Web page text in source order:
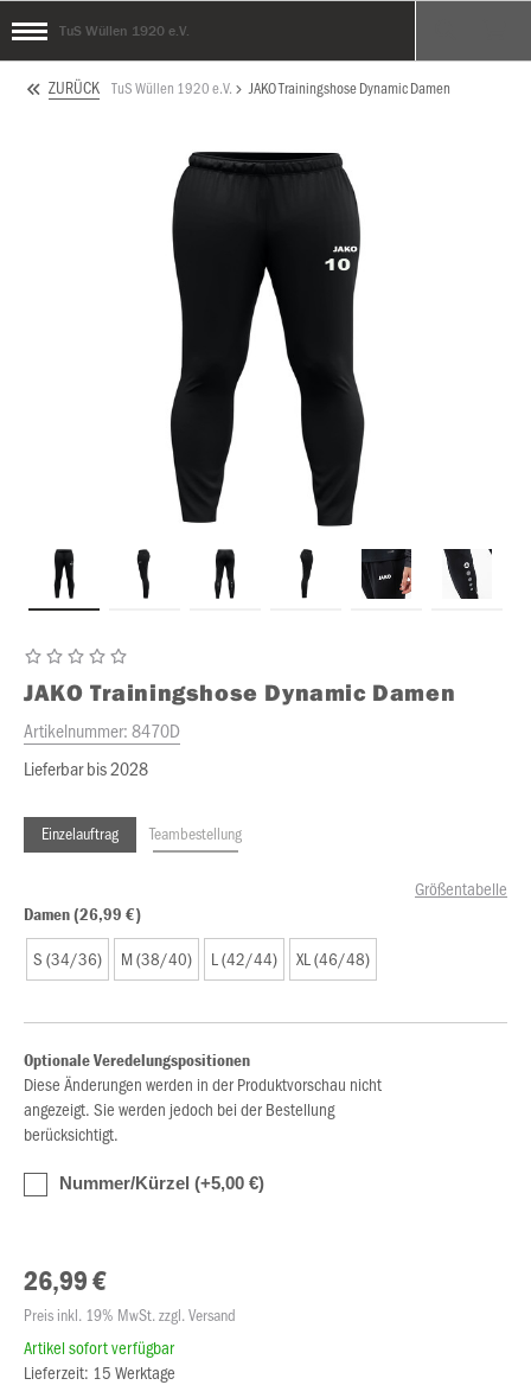
TuS Wüllen 1920 e.V.
ZURÜCK TuS Wüllen 1920 e.V. JAKO Trainingshose Dynamic Damen
JAKO Trainingshose Dynamic Damen
Artikelnummer:8470D
Lieferbar bis 2028
Einzelauftrag Teambestellung
Größentabelle
Damen (26,99 €)
S (34/36) M (38/40) L (42/44) XL (46/48)
Optionale Veredelungspositionen
Diese Änderungen werden in der Produktvorschau nicht
angezeigt. Sie werden jedoch bei der Bestellung
berücksichtigt.
Nummer/Kürzel (+5,00 €)
26,99 €
Preis inkl. 19% MwSt. zzgl. Versand
Artikel sofort verfügbar
Lieferzeit: 15 Werktage